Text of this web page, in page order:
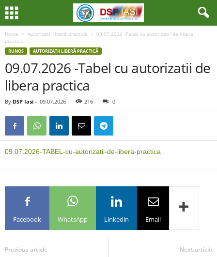
Home Autorizații liberă practică
09.07.2026 -Tabel cu autorizatii de libera
practica
RUNOS AUTORIZAȚII LIBERĂ PRACTICĂ
09.07.2026 -Tabel cu autorizatii de
libera practica
By DSP Iasi - 09.07.2026 216 0
09.07.2026-TABEL-cu-autorizatii-de-libera-practica
Facebook WhatsApp Linkedin Email
Previous article Next article